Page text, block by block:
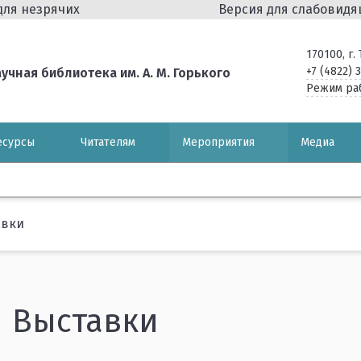
незрячих Версия для
библиотека им. А. М. Горького
170100,
+7 (4822)
Режим
Читателям Мероприятия Медиа
Выставки